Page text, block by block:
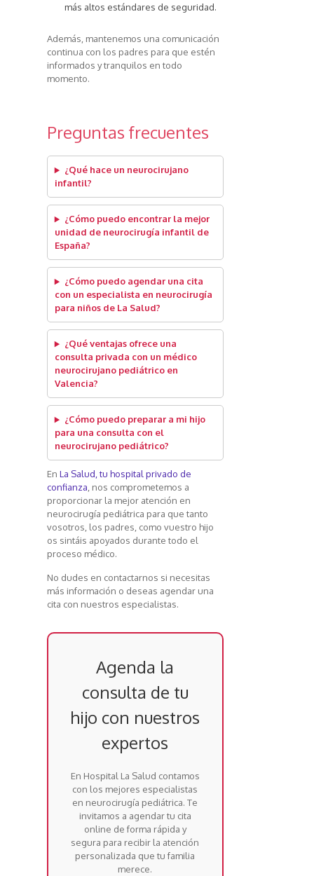
más altos estándares de seguridad.
Además, mantenemos una comunicación
continua con los padres para que estén
informados y tranquilos en todo
momento.
Preguntas frecuentes
¿Qué hace un neurocirujano
infantil?
¿Cómo puedo encontrar la mejor
unidad de neurocirugía infantil de
España?
¿Cómo puedo agendar una cita
con un especialista en neurocirugía
para niños de La Salud?
¿Qué ventajas ofrece una
consulta privada con un médico
neurocirujano pediátrico en
Valencia?
¿Cómo puedo preparar a mi hijo
para una consulta con el
neurocirujano pediátrico?
En La Salud, tu hospital privado de
confianza, nos comprometemos a
proporcionar la mejor atención en
neurocirugía pediátrica para que tanto
vosotros, los padres, como vuestro hijo
os sintáis apoyados durante todo el
proceso médico.
No dudes en contactarnos si necesitas
más información o deseas agendar una
cita con nuestros especialistas.
Agenda la
consulta de tu
hijo con nuestros
expertos
En Hospital La Salud contamos
con los mejores especialistas
en neurocirugía pediátrica. Te
invitamos a agendar tu cita
online de forma rápida y
segura para recibir la atención
personalizada que tu familia
merece.